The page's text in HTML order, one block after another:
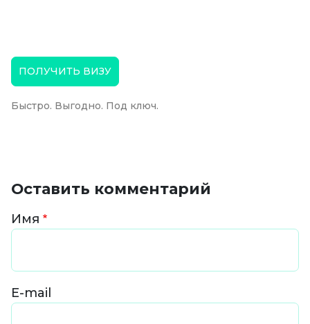
ПОЛУЧИТЬ ВИЗУ
Быстро. Выгодно. Под ключ.
Оставить комментарий
Имя
E-mail